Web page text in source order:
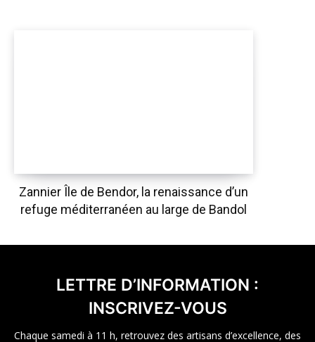
Zannier Île de Bendor, la renaissance d’un
refuge méditerranéen au large de Bandol
LETTRE D’INFORMATION :
INSCRIVEZ-VOUS
Chaque samedi à 11 h, retrouvez des artisans d’excellence, des